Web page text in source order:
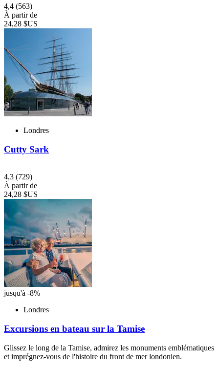
4,4 (563)
À partir de
24,28 $US
Londres
Cutty Sark
4,3 (729)
À partir de
24,28 $US
jusqu'à -8%
Londres
Excursions en bateau sur la Tamise
Glissez le long de la Tamise, admirez les monuments emblématiques
et imprégnez-vous de l'histoire du front de mer londonien.